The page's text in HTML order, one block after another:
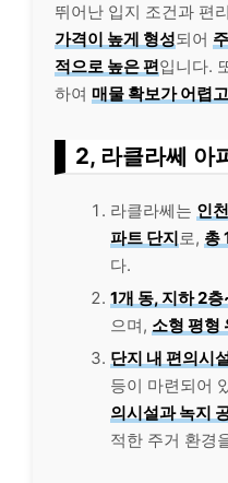
뛰어난 입지 조건과 편
가격이 높게 형성되어
적으로 높은 편입니다.
하여 매물 확보가 어렵
2, 라클라쎄 아
라클라쎄는 인
파트 단지로, 총
다.
1개 동, 지하 2
으며, 소형 평형
단지 내 편의시
등이 마련되어
의시설과 녹지
적한 주거 환경